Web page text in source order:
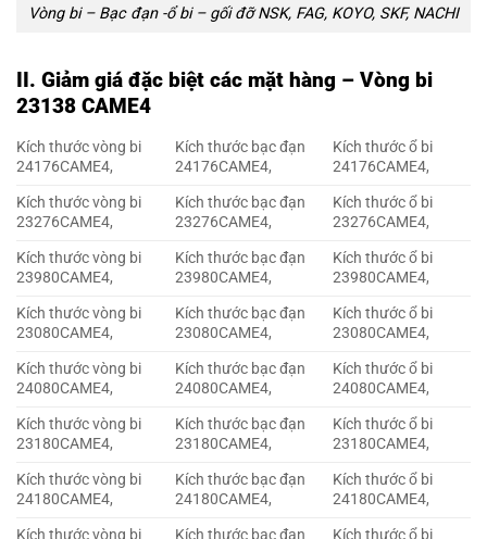
Vòng bi – Bạc đạn -ổ bi – gối đỡ NSK, FAG, KOYO, SKF, NACHI
II. Giảm giá đặc biệt các mặt hàng – Vòng bi
23138 CAME4
Kích thước vòng bi
24176CAME4,
Kích thước bạc đạn
24176CAME4,
Kích thước ổ bi
24176CAME4,
Kích thước vòng bi
23276CAME4,
Kích thước bạc đạn
23276CAME4,
Kích thước ổ bi
23276CAME4,
Kích thước vòng bi
23980CAME4,
Kích thước bạc đạn
23980CAME4,
Kích thước ổ bi
23980CAME4,
Kích thước vòng bi
23080CAME4,
Kích thước bạc đạn
23080CAME4,
Kích thước ổ bi
23080CAME4,
Kích thước vòng bi
24080CAME4,
Kích thước bạc đạn
24080CAME4,
Kích thước ổ bi
24080CAME4,
Kích thước vòng bi
23180CAME4,
Kích thước bạc đạn
23180CAME4,
Kích thước ổ bi
23180CAME4,
Kích thước vòng bi
24180CAME4,
Kích thước bạc đạn
24180CAME4,
Kích thước ổ bi
24180CAME4,
Kích thước vòng bi
Kích thước bạc đạn Kích thước ổ bi